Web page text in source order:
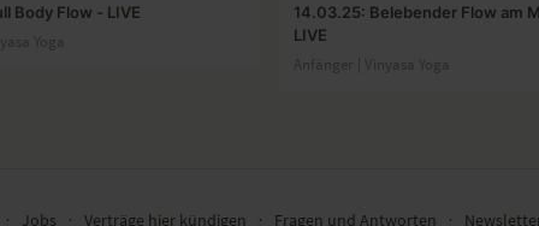
Body Flow - LIVE
Yoga
14.03.25: Belebender Flow am
LIVE
Anfänger | Vinyasa Yoga
∙ Jobs ∙ Verträge hier kündigen ∙ Fragen und Antworten ∙